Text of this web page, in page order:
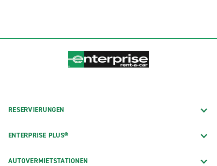
RESERVIERUNGEN
ENTERPRISE PLUS®
AUTOVERMIETSTATIONEN